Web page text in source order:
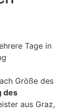
Tage in
Größe des
des
aus Graz,